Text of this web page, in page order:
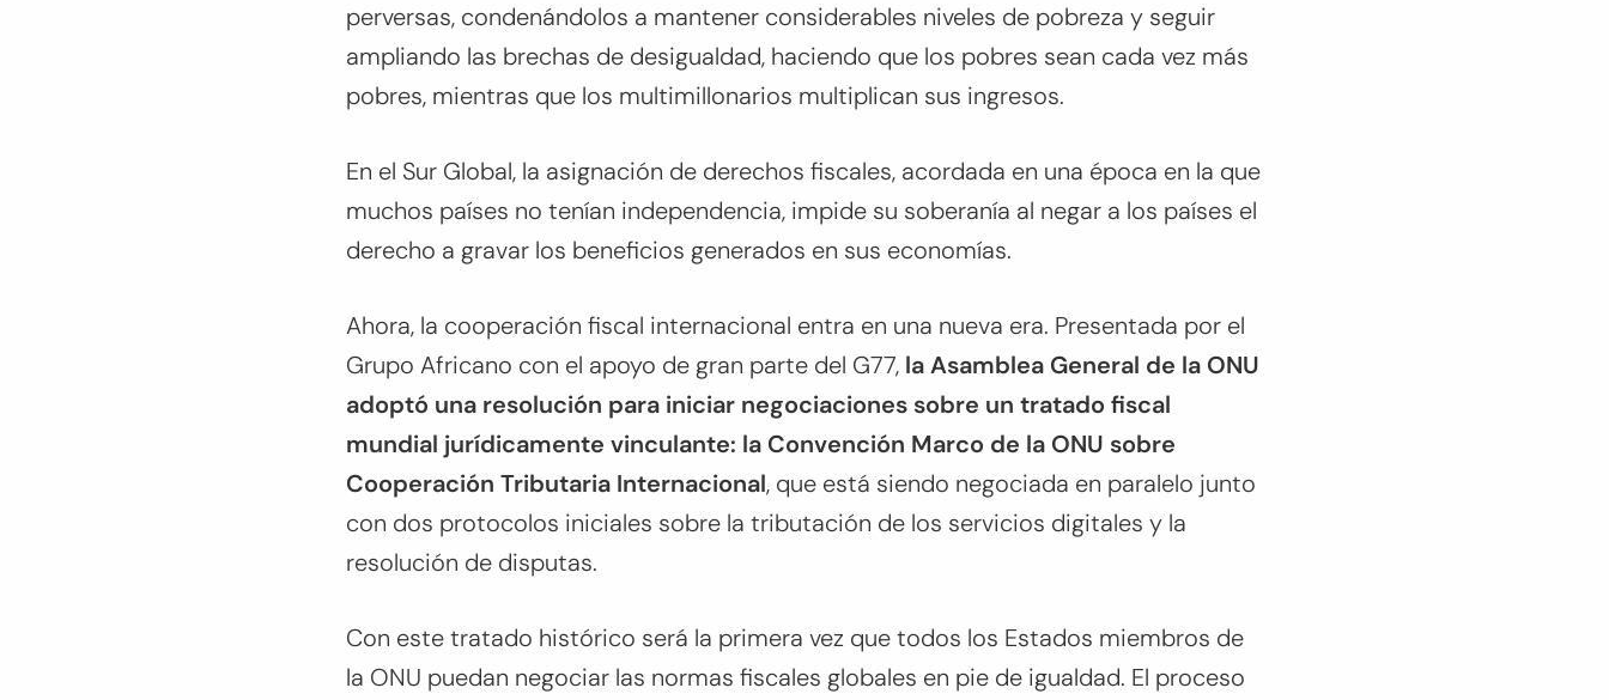
perversas, condenándolos a mantener considerables niveles de pobreza y seguir
ampliando las brechas de desigualdad, haciendo que los pobres sean cada vez más
pobres, mientras que los multimillonarios multiplican sus ingresos.
En el Sur Global, la asignación de derechos fiscales, acordada en una época en la que
muchos países no tenían independencia, impide su soberanía al negar a los países el
derecho a gravar los beneficios generados en sus economías.
Ahora, la cooperación fiscal internacional entra en una nueva era. Presentada por el
Grupo Africano con el apoyo de gran parte del G77, la Asamblea General de la ONU
adoptó una resolución para iniciar negociaciones sobre un tratado fiscal
mundial jurídicamente vinculante: la Convención Marco de la ONU sobre
Cooperación Tributaria Internacional, que está siendo negociada en paralelo junto
con dos protocolos iniciales sobre la tributación de los servicios digitales y la
resolución de disputas.
Con este tratado histórico será la primera vez que todos los Estados miembros de
la ONU puedan negociar las normas fiscales globales en pie de igualdad. El proceso